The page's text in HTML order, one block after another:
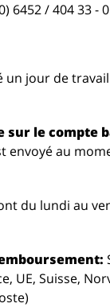
6452 / 404 33 -
un jour de
sur le compte
envoyé au
du lundi au
UE, Suisse,